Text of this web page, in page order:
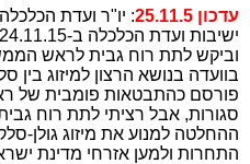
עדכון 25.11.5
: יו"ר ועדת
בוועדה בנושא הרצון למיזוג בין
פורסם כהתבטאות פומבית של
סגורות, אבל רציתי לתת רוח
ההחלטה למנוע את מיזוג גולן-
התחרות ולמען אזרחי מדינת